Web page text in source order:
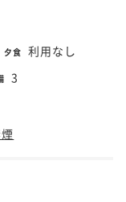
夕食 利用なし
3